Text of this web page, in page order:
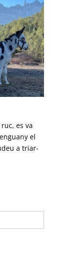
es va
el
a triar-